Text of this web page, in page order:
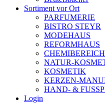
Sortiment vor Ort
PARFUMERIE
BISTRO STEYR
MODEHAUS
REFORMHAUS
CHEMIBEREICH
NATUR-
KOSMETIK
KERZEN-
HAND- &
Login